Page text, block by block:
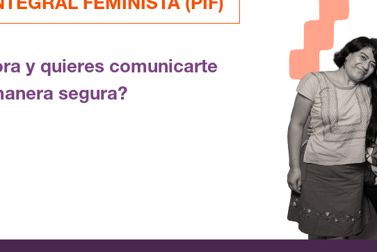
FEMINISTA (PIF)
y quieres comunicarte
segura?